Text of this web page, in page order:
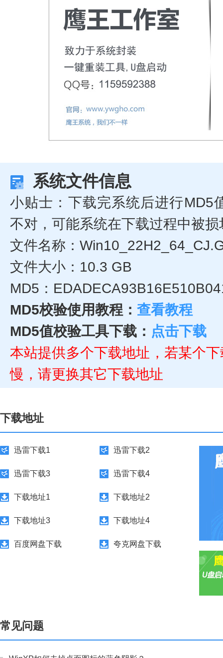
系统文件信息
小贴士：下载完系统后进行MD5
不对，可能系统在下载过程中被
文件名称：
文件大小：10.3 GB
MD5：
MD5校验使用教程： 查看教程
MD5值校验工具下载： 点击下载
本站提供多个下载地址，若某个
慢，请更换其它下载地址
下载地址
迅雷下载1 迅雷下载2
迅雷下载3 迅雷下载4
下载地址1 下载地址2
下载地址3 下载地址4
百度网盘下载 夸克网盘下载
常见问题